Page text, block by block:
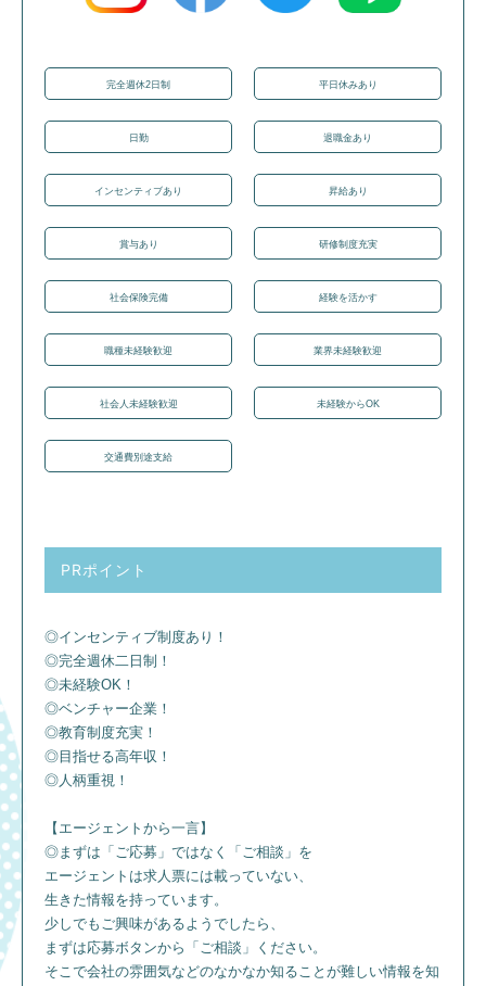
完全週休2日制 平日休みあり
日勤 退職金あり
インセンティブあり 昇給あり
賞与あり 研修制度充実
社会保険完備 経験を活かす
職種未経験歓迎 業界未経験歓迎
社会人未経験歓迎 未経験からOK
交通費別途支給
PRポイント
◎インセンティブ制度あり！
◎完全週休二日制！
◎未経験OK！
◎ベンチャー企業！
◎教育制度充実！
◎目指せる高年収！
◎人柄重視！
【エージェントから一言】
◎まずは「ご応募」ではなく「ご相談」を
エージェントは求人票には載っていない、
生きた情報を持っています。
少しでもご興味があるようでしたら、
まずは応募ボタンから「ご相談」ください。
そこで会社の雰囲気などのなかなか知ることが難しい情報を知